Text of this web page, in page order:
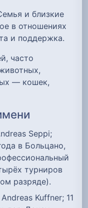
и близкие
в отношениях
и поддержка.
часто
— кошек,
Seppi;
в Больцано,
турниров
разряде).
Kuffner; 11